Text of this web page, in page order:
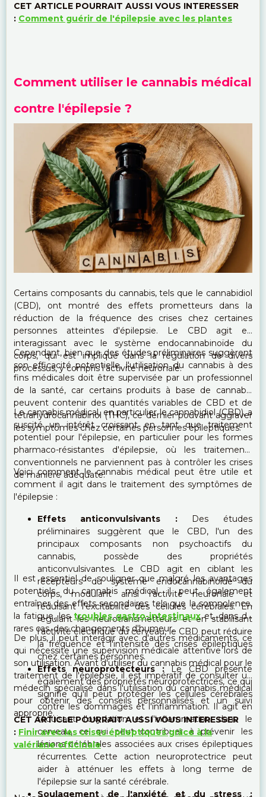
CET ARTICLE POURRAIT AUSSI VOUS INTERESSER
: Comment guérir de l'épilepsie avec les plantes
Comment utiliser le cannabis médical
contre l'épilepsie ?
Certains composants du cannabis, tels que le cannabidiol
(CBD), ont montré des effets prometteurs dans la
réduction de la fréquence des crises chez certaines
personnes atteintes d'épilepsie. Le CBD agit en
interagissant avec le système endocannabinoïde du
corps, qui est impliqué dans la régulation de divers
processus, y compris l'activité neuronale.
Cependant, bien que des études préliminaires suggèrent
son efficacité potentielle, l'utilisation du cannabis à des
fins médicales doit être supervisée par un professionnel
de la santé, car certains produits à base de cannabis
peuvent contenir des quantités variables de CBD et de
tétrahydrocannabinol (THC), ce dernier pouvant aggraver
les symptômes chez certaines personnes épileptiques.
Le cannabis médical, en particulier le cannabidiol (CBD), a
suscité un intérêt croissant en tant que traitement
potentiel pour l'épilepsie, en particulier pour les formes
pharmaco-résistantes d'épilepsie, où les traitements
conventionnels ne parviennent pas à contrôler les crises
de manière adéquate.
Voici comment le cannabis médical peut être utile et
comment il agit dans le traitement des symptômes de
l'épilepsie :
Effets anticonvulsivants :
Des études
préliminaires suggèrent que le CBD, l'un des
principaux composants non psychoactifs du
cannabis, possède des propriétés
anticonvulsivantes. Le CBD agit en ciblant les
récepteurs du système endocannabinoïde du
corps, modulant ainsi l'activité neuronale et
réduisant l'excitabilité des cellules cérébrales. En
régulant les neurotransmetteurs et en stabilisant
l'activité électrique du cerveau, le CBD peut réduire
la fréquence et l'intensité des crises épileptiques
chez certaines personnes.
Effets neuroprotecteurs :Le CBD présente
également des propriétés neuroprotectrices, ce qui
signifie qu'il peut protéger les cellules cérébrales
contre les dommages et l'inflammation. Il agit en
réduisant l'oxydation et l'inflammation dans le
cerveau, ce qui peut contribuer à prévenir les
lésions cérébrales associées aux crises épileptiques
récurrentes. Cette action neuroprotectrice peut
aider à atténuer les effets à long terme de
l'épilepsie sur la santé cérébrale.
Soulagement de l'anxiété et du stress :
Il est essentiel de souligner que malgré les avantages
potentiels du cannabis médical, il peut également
entraîner des effets secondaires tels que la somnolence,
la fatigue, lestroubles gastro-intestinauxet, dans de
rares cas, des changements d'humeur.
De plus, il peut interagir avec d'autres médicaments, ce
qui nécessite une supervision médicale attentive lors de
son utilisation. Avant d'utiliser du cannabis médical pour le
traitement de l'épilepsie, il est impératif de consulter un
médecin spécialisé dans l'utilisation du cannabis médical
pour obtenir des conseils personnalisés et un suivi
approprié.
CET ARTICLE POURRAIT AUSSI VOUS INTERESSER
: Finir avec les crises épileptiques grâce à la
valériane officinale